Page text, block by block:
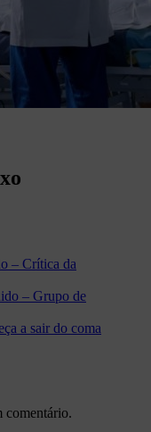
– Crítica da
– Grupo de
a sair do coma
comentário.